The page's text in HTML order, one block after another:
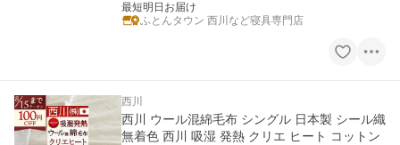
最短明日お届け
ふとんタウン 西川など寝具専門店
西川
西川 ウール混綿毛布 シングル 日本製 シール織
無着色 西川 吸湿 発熱 クリエ ヒート コットン